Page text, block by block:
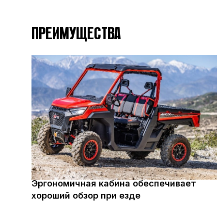
КОЛЕСНАЯ БАЗА
ТРАНСМИССИЯ
Вариатор CVTech, L/H/N/
ПЕРЕДНИЙ ТОРМОЗНОЙ МЕХАНИЗМ
ПРЕИМУЩЕСТВА
Эргономичная кабина обеспечивает
хороший обзор при езде